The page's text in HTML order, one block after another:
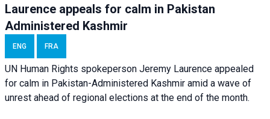
Laurence appeals for calm in Pakistan
Administered Kashmir
ENG FRA
UN Human Rights spokeperson Jeremy Laurence appealed
for calm in Pakistan-Administered Kashmir amid a wave of
unrest ahead of regional elections at the end of the month.